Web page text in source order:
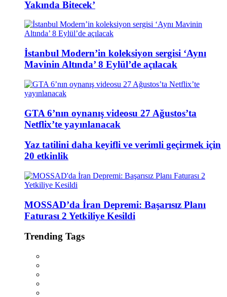
Yakında Bitecek’
İstanbul Modern’in koleksiyon sergisi ‘Aynı
Mavinin Altında’ 8 Eylül’de açılacak
GTA 6’nın oynanış videosu 27 Ağustos’ta
Netflix’te yayınlanacak
Yaz tatilini daha keyifli ve verimli geçirmek için
20 etkinlik
MOSSAD’da İran Depremi: Başarısız Planı
Faturası 2 Yetkiliye Kesildi
Trending Tags